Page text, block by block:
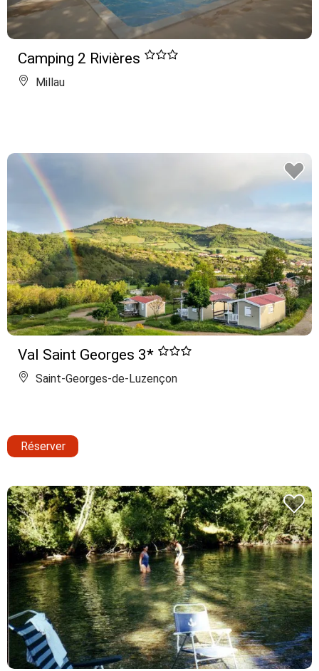
Camping 2 Rivières
Millau
Val Saint Georges 3*
Saint-Georges-de-Luzençon
Réserver